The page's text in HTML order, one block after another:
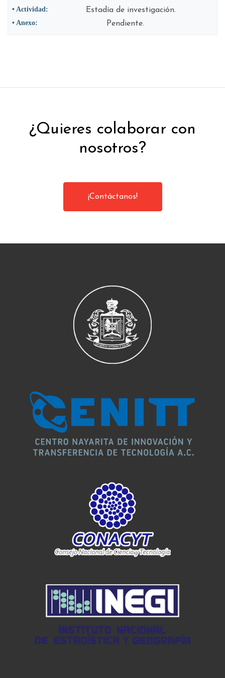
• Actividad: Estadía de investigación.
• Anexo: Pendiente.
¿Quieres colaborar con
nosotros?
¡Contáctanos!